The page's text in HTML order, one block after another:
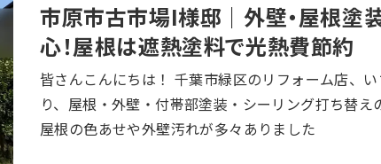
市原市古市場I様邸｜外壁・屋根塗
心！屋根は遮熱塗料で光熱費節約
皆さんこんにちは！ 千葉市緑区のリフォーム店、いちずリフォームです！ 千葉県千葉市緑区の空手道場様よ
り、屋根・外壁・付帯部塗装・シーリング打ち替えのご依頼をいただ
屋根の色あせや外壁汚れが多々ありました